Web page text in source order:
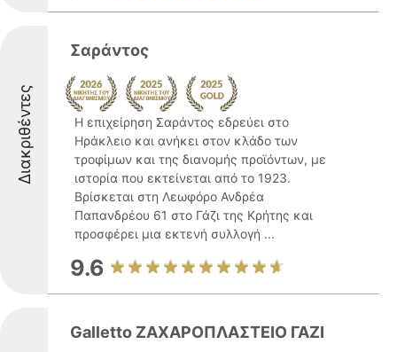
Διακριθέντες
Σαράντος
Η επιχείρηση Σαράντος εδρεύει στο
Ηράκλειο και ανήκει στον κλάδο των
τροφίμων και της διανομής προϊόντων, με
ιστορία που εκτείνεται από το 1923.
Βρίσκεται στη Λεωφόρο Ανδρέα
Παπανδρέου 61 στο Γάζι της Κρήτης και
προσφέρει μια εκτενή συλλογή ...
9.6
Galletto ΖΑΧΑΡΟΠΛΑΣΤΕΙΟ ΓΑΖΙ